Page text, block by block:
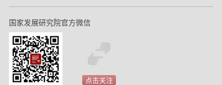
国家发展研究院官方微信
点击关注